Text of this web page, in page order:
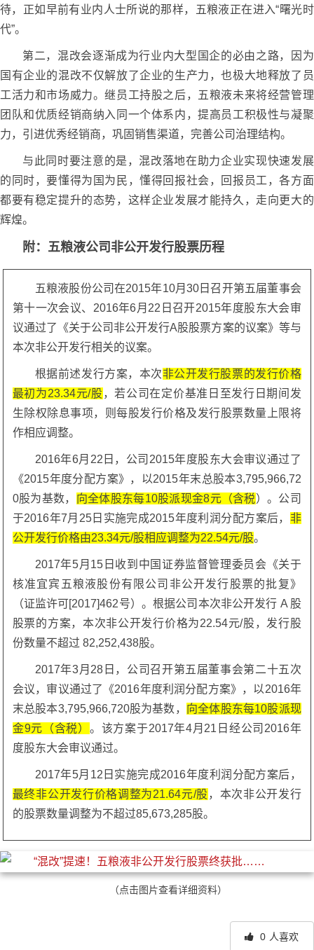
待，正如早前有业内人士所说的那样，五粮液正在进入“曙光时
代”。
第二，混改会逐渐成为行业内大型国企的必由之路，因为
国有企业的混改不仅解放了企业的生产力，也极大地释放了员
工活力和市场威力。继员工持股之后，五粮液未来将经营管理
团队和优质经销商纳入同一个体系内，提高员工积极性与凝聚
力，引进优秀经销商，巩固销售渠道，完善公司治理结构。
与此同时要注意的是，混改落地在助力企业实现快速发展
的同时，要懂得为国为民，懂得回报社会，回报员工，各方面
都要有稳定提升的态势，这样企业发展才能持久，走向更大的
辉煌。
附：五粮液公司非公开发行股票历程
五粮液股份公司在2015年10月30日召开第五届董事会
第十一次会议、2016年6月22日召开2015年度股东大会审
议通过了《关于公司非公开发行A股股票方案的议案》等与
本次非公开发行相关的议案。
根据前述发行方案，本次非公开发行股票的发行价格
最初为23.34元/股，若公司在定价基准日至发行日期间发
生除权除息事项，则每股发行价格及发行股票数量上限将
作相应调整。
2016年6月22日，公司2015年度股东大会审议通过了
《2015年度分配方案》，以2015年末总股本3,795,966,72
0股为基数， 向全体股东每10股派现金8元（含税）。公司
于2016年7月25日实施完成2015年度利润分配方案后， 非
公开发行价格由23.34元/股相应调整为22.54元/股。
2017年5月15日收到中国证券监督管理委员会《关于
核准宜宾五粮液股份有限公司非公开发行股票的批复》
（证监许可[2017]462号）。根据公司本次非公开发行 A 股
股票的方案，本次非公开发行价格为22.54元/股，发行股
份数量不超过 82,252,438股。
2017年3月28日，公司召开第五届董事会第二十五次
会议，审议通过了《2016年度利润分配方案》，以2016年
末总股本3,795,966,720股为基数， 向全体股东每10股派现
金9元（含税） 。该方案于2017年4月21日经公司2016年
度股东大会审议通过。
2017年5月12日实施完成2016年度利润分配方案后，
最终非公开发行价格调整为21.64元/股，本次非公开发行
的股票数量调整为不超过85,673,285股。
（点击图片查看详细资料）
0 人喜欢